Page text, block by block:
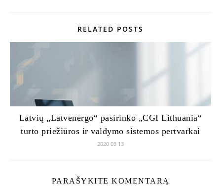
RELATED POSTS
Latvių „Latvenergo“ pasirinko „CGI Lithuania“
turto priežiūros ir valdymo sistemos pertvarkai
2020 03 13
PARAŠYKITE KOMENTARĄ